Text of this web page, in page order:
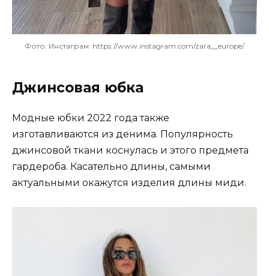
Фото: Инстаграм: https://www.instagram.com/zara__europe/
Джинсовая юбка
Модные юбки 2022 года также
изготавливаются из денима. Популярность
джинсовой ткани коснулась и этого предмета
гардероба. Касательно длины, самыми
актуальными окажутся изделия длины миди.